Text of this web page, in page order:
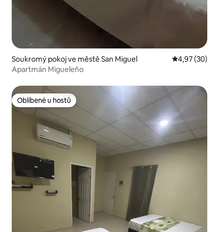
Soukromý pokoj ve městě San Miguel Průměrné
4,97 (30)
Apartmán Migueleño
Oblíbené u hostů
Oblíbené u hostů